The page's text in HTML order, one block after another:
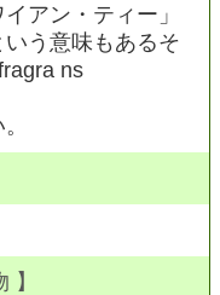
アン・ティー」
う意味もあるそ
ns
】